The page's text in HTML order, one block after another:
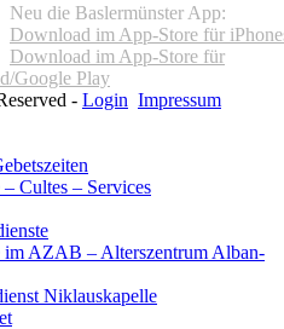
Neu die Baslermünster App:
Download im App-Store für
Download im App-Store für
Google Play
- Login Impressum
– Cultes – Services
im AZAB – Alterszentrum Alban-
Niklauskapelle